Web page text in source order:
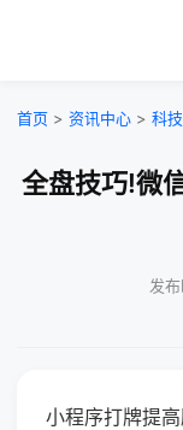
首页 > 资讯中心 > 科
全盘技巧!微
发
小程序打牌提